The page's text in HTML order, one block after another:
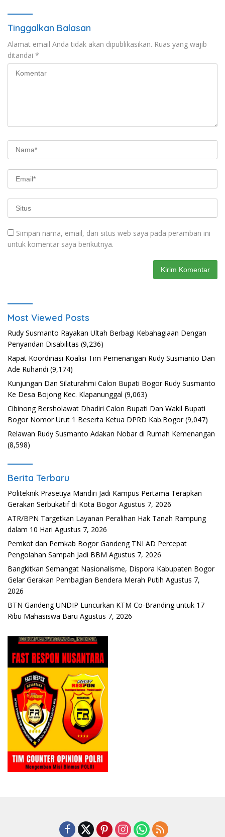
Tinggalkan Balasan
Alamat email Anda tidak akan dipublikasikan. Ruas yang wajib
ditandai *
Simpan nama, email, dan situs web saya pada peramban ini
untuk komentar saya berikutnya.
Most Viewed Posts
Rudy Susmanto Rayakan Ultah Berbagi Kebahagiaan Dengan
Penyandan Disabilitas (9,236)
Rapat Koordinasi Koalisi Tim Pemenangan Rudy Susmanto Dan
Ade Ruhandi (9,174)
Kunjungan Dan Silaturahmi Calon Bupati Bogor Rudy Susmanto
Ke Desa Bojong Kec. Klapanunggal (9,063)
Cibinong Bersholawat Dhadiri Calon Bupati Dan Wakil Bupati
Bogor Nomor Urut 1 Beserta Ketua DPRD Kab.Bogor (9,047)
Relawan Rudy Susmanto Adakan Nobar di Rumah Kemenangan
(8,598)
Berita Terbaru
Politeknik Prasetiya Mandiri Jadi Kampus Pertama Terapkan
Gerakan Serbukatif di Kota Bogor Agustus 7, 2026
ATR/BPN Targetkan Layanan Peralihan Hak Tanah Rampung
dalam 10 Hari Agustus 7, 2026
Pemkot dan Pemkab Bogor Gandeng TNI AD Percepat
Pengolahan Sampah Jadi BBM Agustus 7, 2026
Bangkitkan Semangat Nasionalisme, Dispora Kabupaten Bogor
Gelar Gerakan Pembagian Bendera Merah Putih Agustus 7,
2026
BTN Gandeng UNDIP Luncurkan KTM Co-Branding untuk 17
Ribu Mahasiswa Baru Agustus 7, 2026